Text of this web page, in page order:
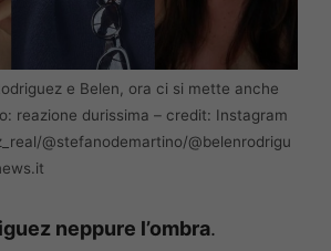
e Belen, ora ci si mette anche
reazione durissima – credit: Instagram
@stefanodemartino/@belenrodrigu
neppure l’ombra.